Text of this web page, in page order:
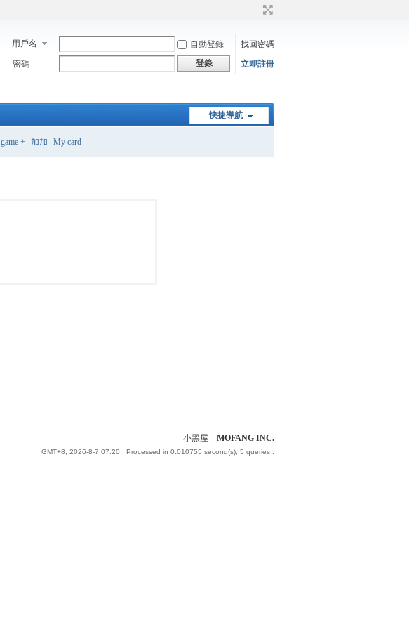
用戶名 自動登錄
找回密碼
密碼
登錄 立即註冊
快捷導航
game + 加加 My card
小黑屋 MOFANG INC.
GMT+8, 2026-8-7 07:20 , Processed in 0.010755 second(s), 5 queries .